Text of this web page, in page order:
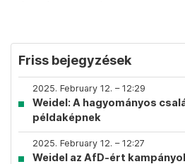
Friss bejegyzések
2025. February 12. – 12:29
Weidel: A hagyományos
példaképnek
2025. February 12. – 12:27
Weidel az AfD-ért